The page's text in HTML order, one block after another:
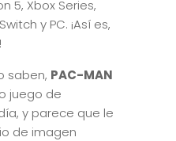
5, Xbox Series,
y PC. ¡Así es,
saben, PAC-MAN
juego de
y parece que le
de imagen